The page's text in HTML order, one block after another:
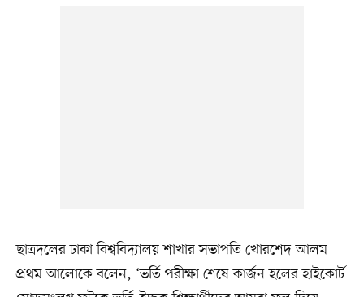
ছাত্রদলের ঢাকা বিশ্ববিদ্যালয় শাখার সভাপতি খোরশেদ আলম
প্রথম আলোকে বলেন, ‘ভর্তি পরীক্ষা শেষে কার্জন হলের হাইকোর্ট